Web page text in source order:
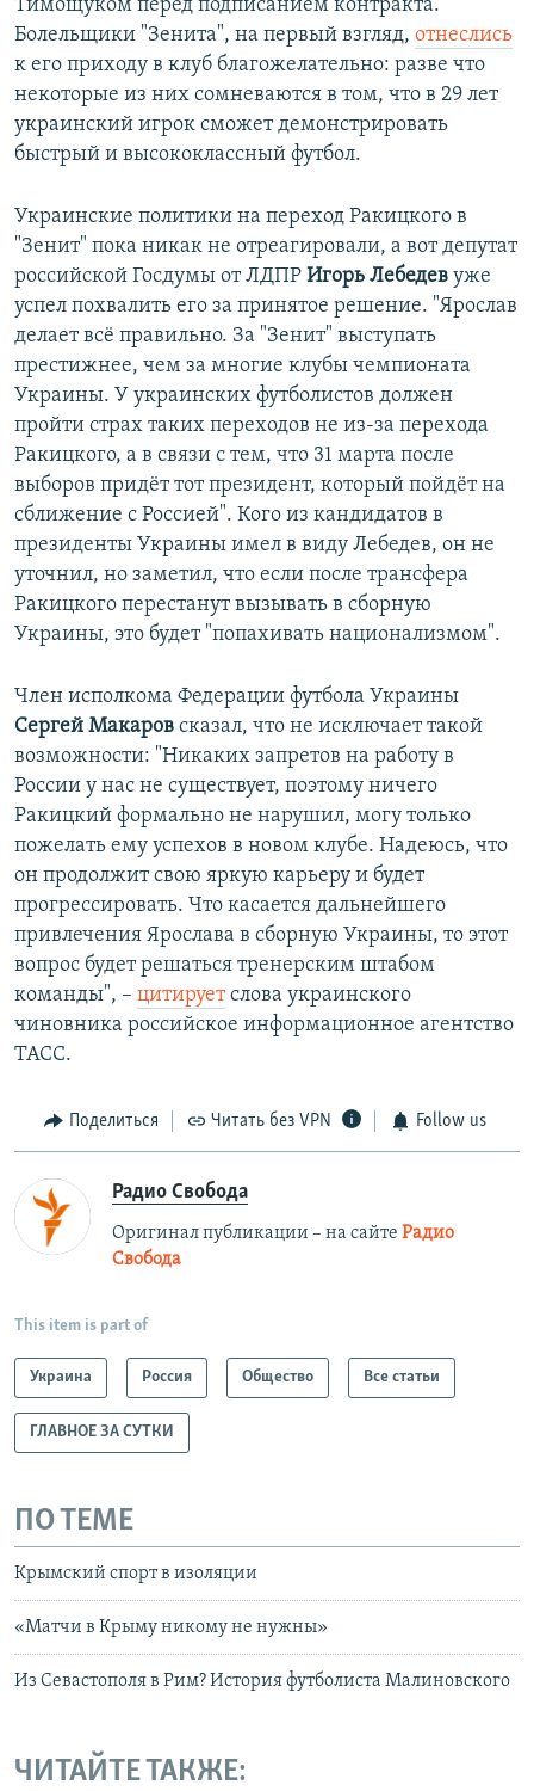
Тимощуком перед подписанием контракта.
Болельщики "Зенита", на первый взгляд, отнеслись
к его приходу в клуб благожелательно: разве что
некоторые из них сомневаются в том, что в 29 лет
украинский игрок сможет демонстрировать
быстрый и высококлассный футбол.
Украинские политики на переход Ракицкого в
"Зенит" пока никак не отреагировали, а вот депутат
российской Госдумы от ЛДПР Игорь Лебедев уже
успел похвалить его за принятое решение. "Ярослав
делает всё правильно. За "Зенит" выступать
престижнее, чем за многие клубы чемпионата
Украины. У украинских футболистов должен
пройти страх таких переходов не из-за перехода
Ракицкого, а в связи с тем, что 31 марта после
выборов придёт тот президент, который пойдёт на
сближение с Россией". Кого из кандидатов в
президенты Украины имел в виду Лебедев, он не
уточнил, но заметил, что если после трансфера
Ракицкого перестанут вызывать в сборную
Украины, это будет "попахивать национализмом".
Член исполкома Федерации футбола Украины
Сергей Макаров сказал, что не исключает такой
возможности: "Никаких запретов на работу в
России у нас не существует, поэтому ничего
Ракицкий формально не нарушил, могу только
пожелать ему успехов в новом клубе. Надеюсь, что
он продолжит свою яркую карьеру и будет
прогрессировать. Что касается дальнейшего
привлечения Ярослава в сборную Украины, то этот
вопрос будет решаться тренерским штабом
команды", – цитируетслова украинского
чиновника российское информационное агентство
ТАСС.
Поделиться Читать без VPN Follow us
Радио Свобода
Оригинал публикации – на сайте Радио
Свобода
This item is part of
Украина Россия Общество Все статьи
ГЛАВНОЕ ЗА СУТКИ
ПО ТЕМЕ
Крымский спорт в изоляции
«Матчи в Крыму никому не нужны»
Из Севастополя в Рим? История футболиста Малиновского
ЧИТАЙТЕ ТАКЖЕ: